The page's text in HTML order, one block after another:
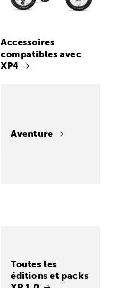
Accessoires
compatibles avec
XP4
Aventure
Toutes les
éditions et packs